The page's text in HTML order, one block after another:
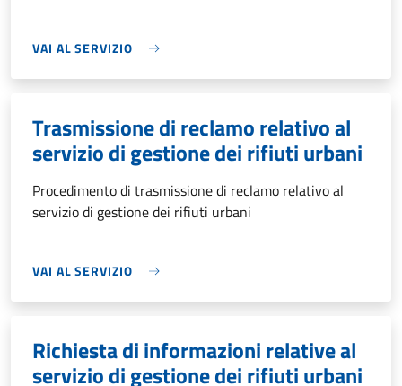
VAI AL SERVIZIO
Trasmissione di reclamo relativo al
servizio di gestione dei rifiuti urbani
Procedimento di trasmissione di reclamo relativo al
servizio di gestione dei rifiuti urbani
VAI AL SERVIZIO
Richiesta di informazioni relative al
servizio di gestione dei rifiuti urbani